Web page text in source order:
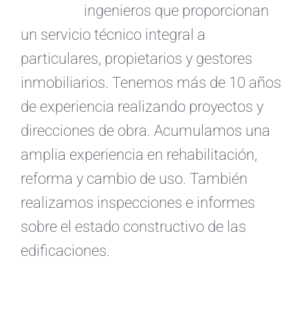
ingenieros que proporcionan
un servicio técnico integral a
particulares, propietarios y gestores
inmobiliarios. Tenemos más de 10 años
de experiencia realizando proyectos y
direcciones de obra. Acumulamos una
amplia experiencia en rehabilitación,
reforma y cambio de uso. También
realizamos inspecciones e informes
sobre el estado constructivo de las
edificaciones.